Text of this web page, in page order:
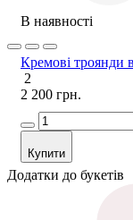
В наявності
Кремові троянди
2
2 200 грн.
Купити
Додатки до букетів